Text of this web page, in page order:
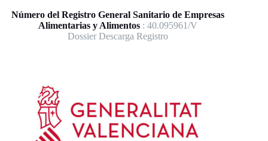
Número del Registro General Sanitario de Empresas
Alimentarias y Alimentos : 40.095961/V
Dossier Descarga Registro